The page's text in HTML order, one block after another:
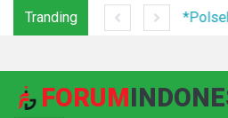
Tranding
FORUM